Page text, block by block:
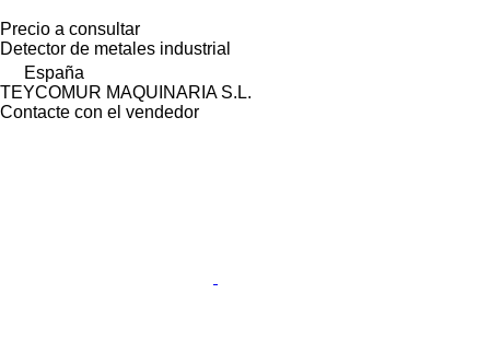
Precio a consultar
Detector de metales industrial
España
TEYCOMUR MAQUINARIA S.L.
Contacte con el vendedor